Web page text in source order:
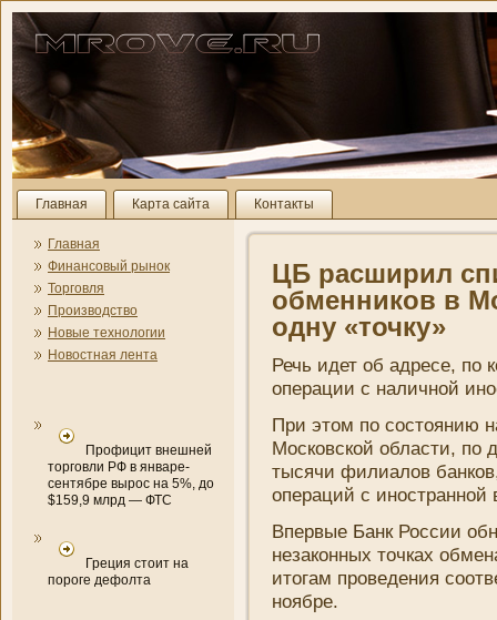
Главная Карта сайта Контакты
Главная
Финансовый рынок
Торговля
Производство
Новые технологии
Новостная лента
Профицит внешней
торговли РФ в январе-
сентябре вырос на 5%, до
$159,9 млрд — ФТС
Греция стоит на
пороге дефолта
ЦБ расширил
обменни­ков в
одну «точку»
Речь идет об адресе, по
операции с наличной
При этом по состояни­ю
Московской области, по
тысячи филиалов
операций с иностранной
Впервые БанкРоссии
незаконных точках
итогам проведени­я
ноябре.